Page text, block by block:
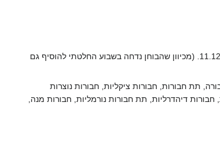
החומר לבוחן: כל מה למדנו עד התרגול השביעי,(04.12) + הנושא של משפטי איזומורפיזם שיילמד ביום שני, 11.12. (מכיוון שהבוחן נדחה בשבוע החלטתי להוסיף גם
תת חבורות, חבורות ציקליות, חבורות נוצרות
דיהדרליות, תת חבורות נורמליות, חבורות מנה,